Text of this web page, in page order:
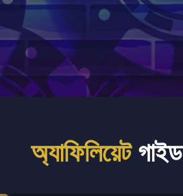
অ্যাফিলিয়েটগাইড